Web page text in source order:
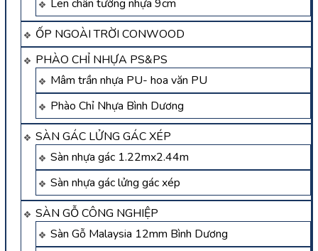
Len chân tường nhựa 9cm
ỐP NGOÀI TRỜI CONWOOD
PHÀO CHỈ NHỰA PS&PS
Mâm trần nhựa PU- hoa văn PU
Phào Chỉ Nhựa Bình Dương
SÀN GÁC LỬNG GÁC XÉP
Sàn nhựa gác 1.22mx2.44m
Sàn nhựa gác lửng gác xép
SÀN GỖ CÔNG NGHIỆP
Sàn Gỗ Malaysia 12mm Bình Dương